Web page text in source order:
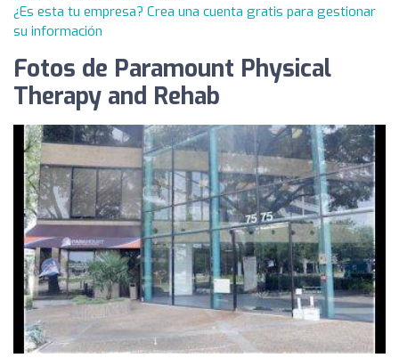
¿Es esta tu empresa? Crea una cuenta gratis para gestionar
su información
Fotos de Paramount Physical
Therapy and Rehab